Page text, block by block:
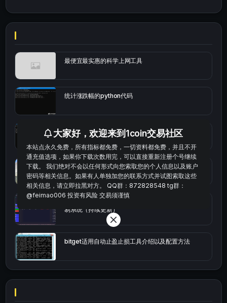
最便宜最实惠的科学上网工具
统计涨跌幅的python代码
okx的短线量化的免费版本
bybit安卓端
易系统（持续更新）
bitget适用自动止盈止损工具介绍以及配置方法
大家好，欢迎来到1coin交易社区
本站点永久免费，所有指标都免费，一切资料都免费，并且不开
通充值选项，如果你下载次数用完，可以直接重新注册个号继续
下载。 我们绝对不会以任何形式向您索取您的个人信息以及账户
密码等相关信息。如果有人单独加您的联系方式并试图索取这些
相关信息，请立即拉黑对方。 QQ群：872828548 tg群：
@feimao006 投资有风险 交易须谨慎